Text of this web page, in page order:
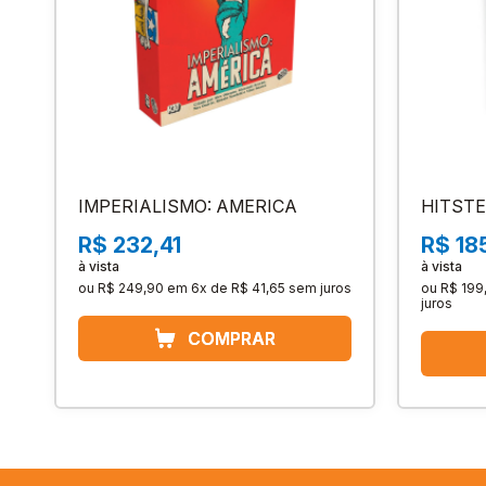
IMPERIALISMO: AMERICA
R$ 232,41
à vista
ou R$ 249,90 em 6x de R$ 41,65 sem juros
R$
à vista
ou R$
juros